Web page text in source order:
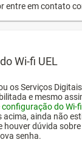
entre em contato
Wi-fi UEL
os Serviços
e mesmo
do Wi-fi
acima, ainda não
houver dúvida
senha.